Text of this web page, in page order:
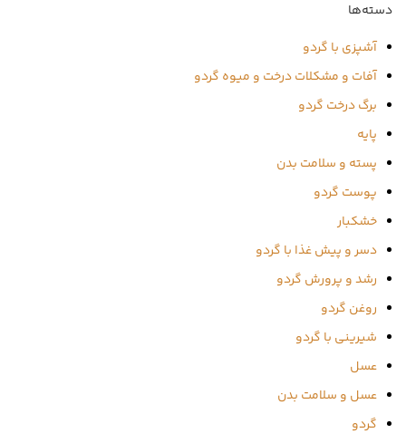
دسته‌ها
آشپزی با گردو
آفات و مشکلات درخت و میوه گردو
برگ درخت گردو
پایه
پسته و سلامت بدن
پوست گردو
خشکبار
دسر و پیش غذا با گردو
رشد و پرورش گردو
روغن گردو
شیرینی با گردو
عسل
عسل و سلامت بدن
گردو